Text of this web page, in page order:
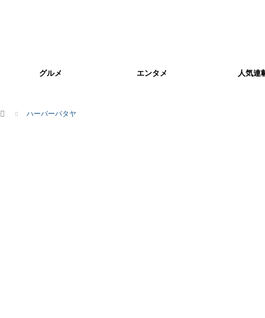
グルメ エンタメ 人気連
ホーム ハーバーパタヤ